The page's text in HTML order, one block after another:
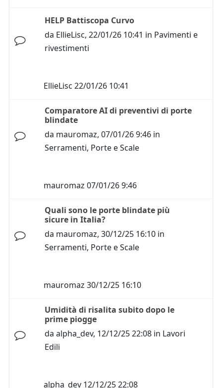
HELP Battiscopa Curvo
da EllieLisc, 22/01/26 10:41 in Pavimenti e
rivestimenti
EllieLisc 22/01/26 10:41
Comparatore AI di preventivi di porte
blindate
da mauromaz, 07/01/26 9:46 in
Serramenti, Porte e Scale
mauromaz 07/01/26 9:46
Quali sono le porte blindate più
sicure in Italia?
da mauromaz, 30/12/25 16:10 in
Serramenti, Porte e Scale
mauromaz 30/12/25 16:10
Umidità di risalita subito dopo le
prime piogge
da alpha_dev, 12/12/25 22:08 in Lavori
Edili
alpha_dev 12/12/25 22:08